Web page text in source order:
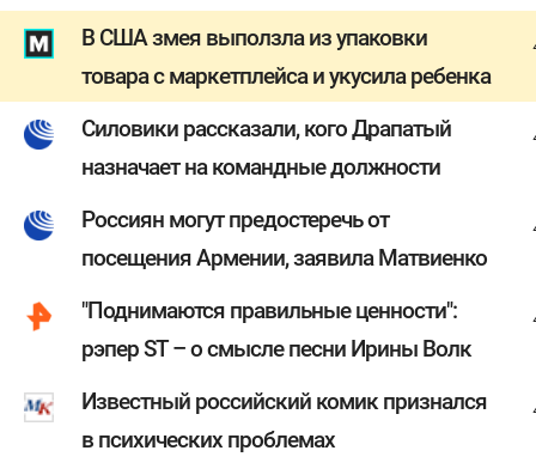
В США змея выползла из упаковки
товара с маркетплейса и укусила ребенка
Силовики рассказали, кого Драпатый
назначает на командные должности
Россиян могут предостеречь от
посещения Армении, заявила Матвиенко
"Поднимаются правильные ценности":
рэпер ST – о смысле песни Ирины Волк
Известный российский комик признался
в психических проблемах